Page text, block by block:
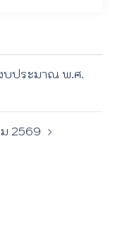
บประมาณ พ.ศ.
2569